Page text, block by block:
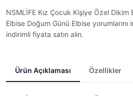
NSMLİFE Kız Çocuk Kişiye Özel Dikim
Elbise Doğum Günü Elbise
indirimli fiyata satın alın.
Ürün Açıklaması Özellikler